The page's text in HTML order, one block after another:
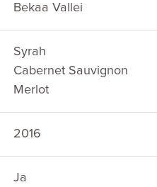
Bekaa Vallei
Syrah
Cabernet Sauvignon
Merlot
2016
Ja